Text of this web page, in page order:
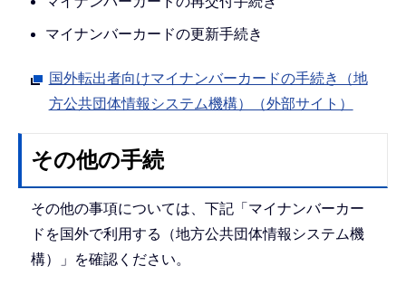
マイナンバーカードの更新手続き
国外転出者向けマイナンバーカードの手続き（地
方公共団体情報システム機構）（外部サイト）
その他の手続
その他の事項については、下記「マイナンバーカー
ドを国外で利用する（地方公共団体情報システム機
構）」を確認ください。